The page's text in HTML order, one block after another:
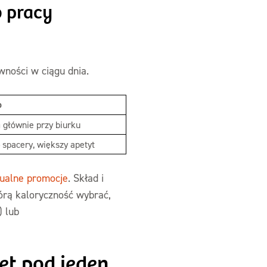
pracy
w ciągu dnia.
przy biurku
większy apetyt
promocje. Skład i
kaloryczność wybrać,
lub